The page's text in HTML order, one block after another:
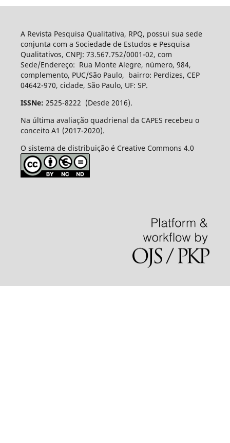
A Revista Pesquisa Qualitativa, RPQ, possui sua sede
conjunta com a Sociedade de Estudos e Pesquisa
Qualitativos, CNPJ: 73.567.752/0001-02, com
Sede/Endereço: Rua Monte Alegre, número, 984,
complemento, PUC/São Paulo, bairro: Perdizes, CEP
04642-970, cidade, São Paulo, UF: SP.
ISSNe: 2525-8222 (Desde 2016).
Na última avaliação quadrienal da CAPES recebeu o
conceito A1 (2017-2020).
O sistema de distribuição é Creative Commons 4.0